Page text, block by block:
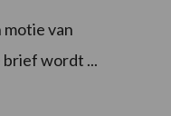
van
brief wordt ...